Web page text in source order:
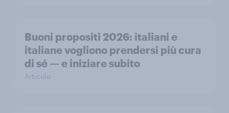
Buoni propositi 2026: italiani e
italiane vogliono prendersi più cura
di sé — e iniziare subito
Articolo